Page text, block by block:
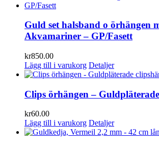
Guld set halsband o örhängen
Akvamariner – GP/Fasett
kr850.00
Lägg till i varukorg Detaljer
Clips örhängen –
kr60.00
Lägg till i varukorg Detaljer